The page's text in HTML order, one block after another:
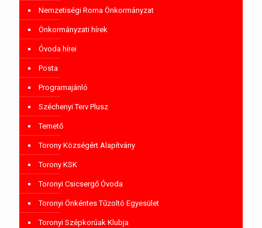
Nemzetiségi Roma Önkormányzat
Önkormányzati hírek
Óvoda hírei
Posta
Programajánló
Széchenyi Terv Plusz
Temető
Torony Községért Alapítvány
Torony KSK
Toronyi Csicsergő Óvoda
Toronyi Önkéntes Tűzoltó Egyesület
Toronyi Szépkorúak Klubja